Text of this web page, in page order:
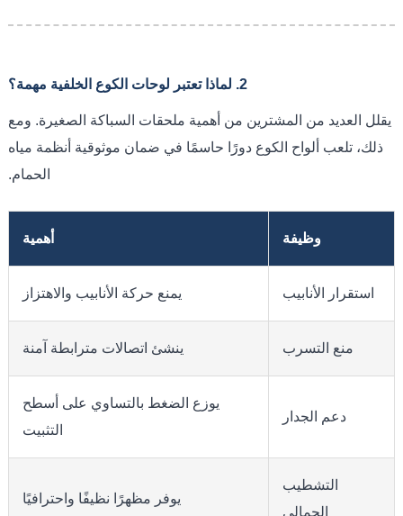
2. لماذا تعتبر لوحات الكوع الخلفية مهمة؟
يقلل العديد من المشترين من أهمية ملحقات السباكة الصغيرة. ومع
ذلك، تلعب ألواح الكوع دورًا حاسمًا في ضمان موثوقية أنظمة مياه
الحمام.
وظيفة أهمية
استقرار الأنابيب يمنع حركة الأنابيب والاهتزاز
منع التسرب ينشئ اتصالات مترابطة آمنة
دعم الجدار
يوزع الضغط بالتساوي على أسطح
التثبيت
التشطيب
الجمالي
يوفر مظهرًا نظيفًا واحترافيًا